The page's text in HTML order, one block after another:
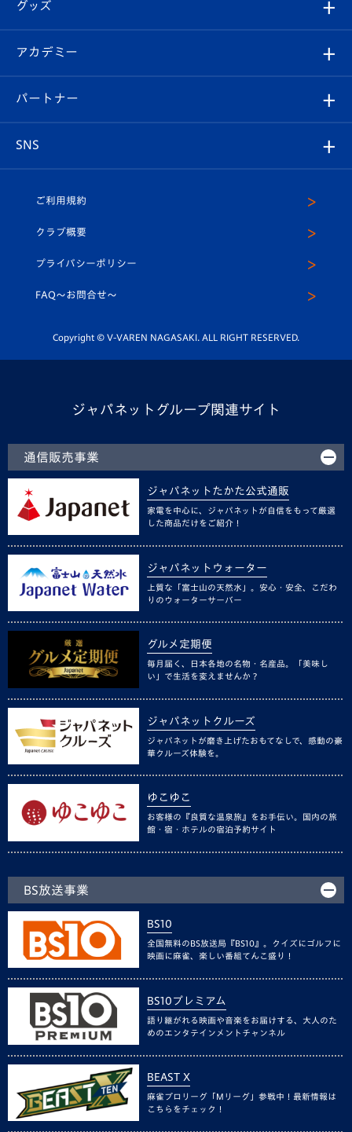
チケット
イベント
メディア
ホームタウン
スタッフプロフィール
マスコット紹介
平和祈念活動
ホームタウン活動
Revive Team
ヴィヴィくんの長崎おもてなしガイド
フォトギャラリー
スタジアムグルメ
V-LOVERS（ファンクラブ）
プレイヤーズスイート
グッズ
オンラインショップ
店舗情報
アカデミー
育成からのお知らせ
U-18
スクール
パートナー
SNS
ヴィヴィくんインスタグラム
公式LINE＠
ご利用規約
クラブ概要
プライバシーポリシー
FAQ〜お問合せ〜
Copyright © V-VAREN NAGASAKI. ALL RIGHT RESERVED.
ジャパネットグループ関連サイト
通信販売事業
ジャパネットたかた公式通販
家電を中心に、ジャパネットが自信をもって厳選
した商品だけをご紹介！
ジャパネットウォーター
上質な「富士山の天然水」。安心・安全、こだわ
りのウォーターサーバー
グルメ定期便
毎月届く、日本各地の名物・名産品。「美味し
い」で生活を変えませんか？
ジャパネットクルーズ
ジャパネットが磨き上げたおもてなしで、感動の豪
華クルーズ体験を。
ゆこゆこ
お客様の『良質な温泉旅』をお手伝い。国内の旅
館・宿・ホテルの宿泊予約サイト
BS放送事業
BS10
全国無料のBS放送局『BS10』。クイズにゴルフに
映画に麻雀、楽しい番組てんこ盛り！
BS10プレミアム
語り継がれる映画や音楽をお届けする、大人のた
めのエンタテインメントチャンネル
BEAST X
麻雀プロリーグ「Mリーグ」参戦中！最新情報は
こちらをチェック！